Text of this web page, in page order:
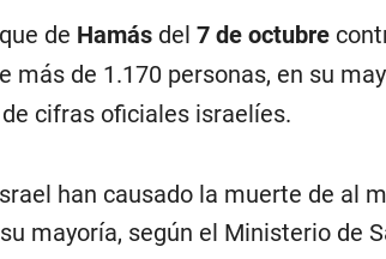
de Hamásdel 7 de octubre
más de 1.170 personas, en su
cifras oficiales israelíes.
han causado la muerte de al
mayoría, según el Ministerio de